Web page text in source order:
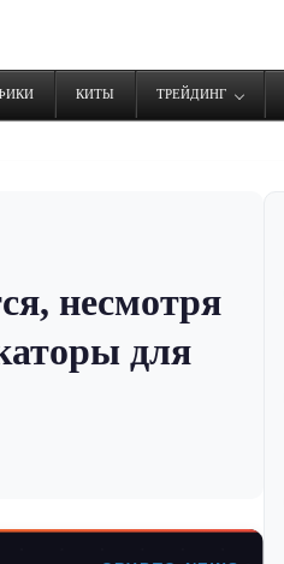
КИТЫ ТРЕЙДИНГ
несмотря
для